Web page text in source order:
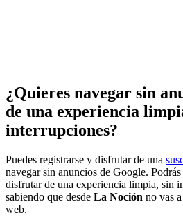
¿Quieres navegar sin
de una experiencia
interrupciones?
Puedes registrarse y disfrutar de una
navegar sin anuncios de Google. Podrás
disfrutar de una experiencia limpia, sin
sabiendo que desde La Noción no vas
web.